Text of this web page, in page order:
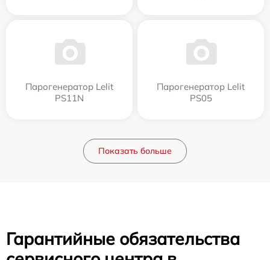
Парогенератор Lelit
PS11N
Парогенератор Lelit
PS05
Показать больше
Гарантийные обязательства